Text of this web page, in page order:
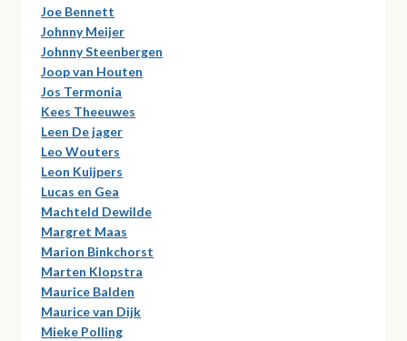
Joe Bennett
Johnny Meijer
Johnny Steenbergen
Joop van Houten
Jos Termonia
Kees Theeuwes
Leen De jager
Leo Wouters
Leon Kuijpers
Lucas en Gea
Machteld Dewilde
Margret Maas
Marion Binkchorst
Marten Klopstra
Maurice Balden
Maurice van Dijk
Mieke Polling